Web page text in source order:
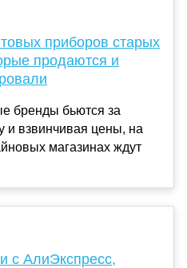
приборов старых
продаются и
бренды бьются за
и взвинчивая цены, на
магазинах ждут
с АлиЭкспресс,